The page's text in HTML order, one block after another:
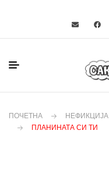
ПОЧЕТНА НЕФИКЦИЈА
ПЛАНИНАТА СИ ТИ